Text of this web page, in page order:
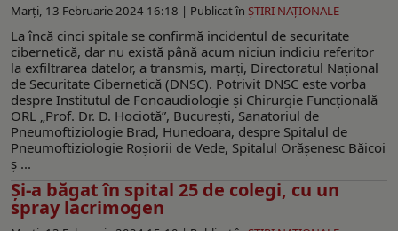
Marți, 13 Februarie 2024 16:18 | Publicat în ŞTIRI NAŢIONALE
La încă cinci spitale se confirmă incidentul de securitate
cibernetică, dar nu există până acum niciun indiciu referitor
la exfiltrarea datelor, a transmis, marți, Directoratul Național
de Securitate Cibernetică (DNSC). Potrivit DNSC este vorba
despre Institutul de Fonoaudiologie și Chirurgie Funcțională
ORL „Prof. Dr. D. Hociotă”, București, Sanatoriul de
Pneumoftiziologie Brad, Hunedoara, despre Spitalul de
Pneumoftiziologie Roșiorii de Vede, Spitalul Orășenesc Băicoi
ș ...
Și-a băgat în spital 25 de colegi, cu un
spray lacrimogen